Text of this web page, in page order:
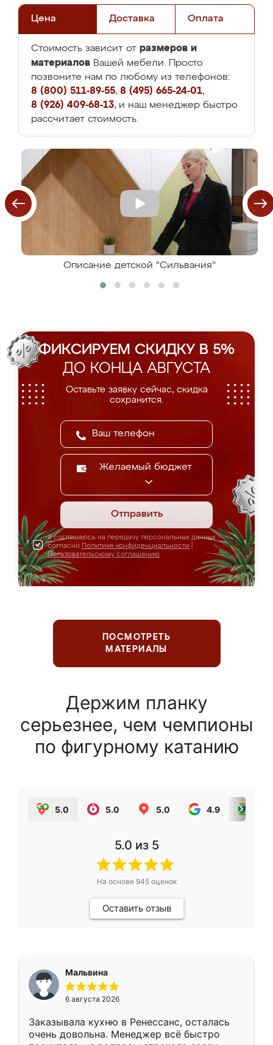
Цена Доставка Оплата
Стоимость зависит от размеров и
материалов Вашей мебели. Просто
позвоните нам по любому из телефонов:
8 (800) 511-89-55, 8 (495) 665-24-01,
8 (926) 409-68-13, и наш менеджер быстро
рассчитает стоимость.
Описание детской "Сильвания"
ФИКСИРУЕМ СКИДКУ В 5%
ДО КОНЦА АВГУСТА
Оставьте заявку сейчас, скидка
сохранится.
Желаемый бюджет
Отправить
Я соглашаюсь на передачу персональных данных
согласно Политике конфиденциальности
Пользовательскому соглашению
ПОСМОТРЕТЬ
МАТЕРИАЛЫ
Держим планку
серьезнее, чем чемпионы
по фигурному катанию
5.0 5.0 5.0 4.9
5.0 из 5
На основе 945оценок
Оставить отзыв
Мальвина
6 августа 2026
Заказывала кухню в Ренессанс, осталась
очень довольна. Менеджер всё быстро